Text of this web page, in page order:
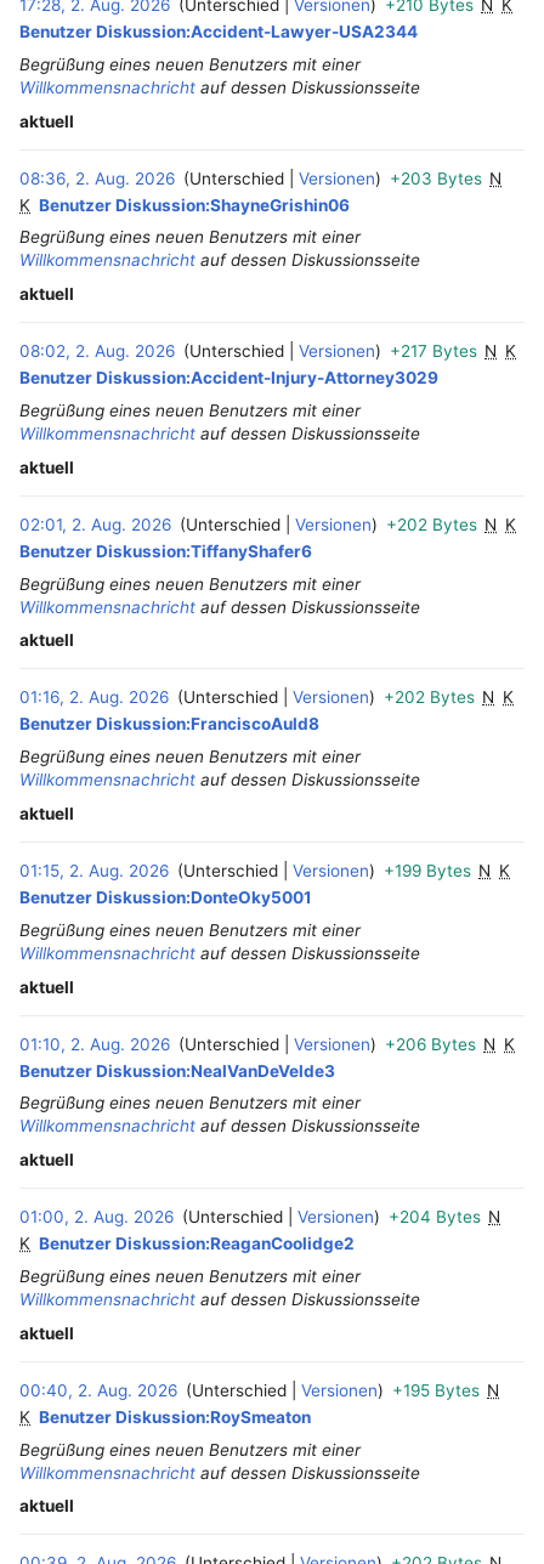
17:28, 2. Aug. 2026 Unterschied Versionen +210 Bytes N
K
Benutzer Diskussion:Accident-Lawyer-USA2344
Begrüßung eines neuen Benutzers mit einer
Willkommensnachricht auf dessen Diskussionsseite
aktuell
08:36, 2. Aug. 2026 Unterschied Versionen +203 Bytes N
K Benutzer Diskussion:ShayneGrishin06
Begrüßung eines neuen Benutzers mit einer
Willkommensnachricht auf dessen Diskussionsseite
aktuell
08:02, 2. Aug. 2026 Unterschied Versionen +217 Bytes N K
Benutzer Diskussion:Accident-Injury-Attorney3029
Begrüßung eines neuen Benutzers mit einer
Willkommensnachricht auf dessen Diskussionsseite
aktuell
02:01, 2. Aug. 2026 Unterschied Versionen +202 Bytes N K
Benutzer Diskussion:TiffanyShafer6
Begrüßung eines neuen Benutzers mit einer
Willkommensnachricht auf dessen Diskussionsseite
aktuell
01:16, 2. Aug. 2026 Unterschied Versionen +202 Bytes N K
Benutzer Diskussion:FranciscoAuld8
Begrüßung eines neuen Benutzers mit einer
Willkommensnachricht auf dessen Diskussionsseite
aktuell
01:15, 2. Aug. 2026 Unterschied Versionen +199 Bytes N K
Benutzer Diskussion:DonteOky5001
Begrüßung eines neuen Benutzers mit einer
Willkommensnachricht auf dessen Diskussionsseite
aktuell
01:10, 2. Aug. 2026 Unterschied Versionen +206 Bytes N K
Benutzer Diskussion:NealVanDeVelde3
Begrüßung eines neuen Benutzers mit einer
Willkommensnachricht auf dessen Diskussionsseite
aktuell
01:00, 2. Aug. 2026 Unterschied Versionen +204 Bytes N
K Benutzer Diskussion:ReaganCoolidge2
Begrüßung eines neuen Benutzers mit einer
Willkommensnachricht auf dessen Diskussionsseite
aktuell
00:40, 2. Aug. 2026 Unterschied Versionen +195 Bytes N
K Benutzer Diskussion:RoySmeaton
Begrüßung eines neuen Benutzers mit einer
Willkommensnachricht auf dessen Diskussionsseite
aktuell